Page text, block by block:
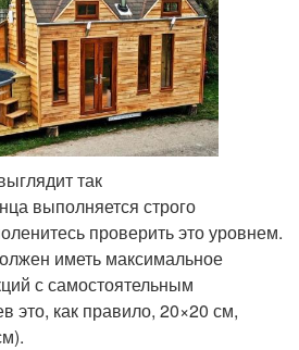
так
выполняется строго
проверить это уровнем.
иметь максимальное
с самостоятельным
это, как правило, 20×20 см,